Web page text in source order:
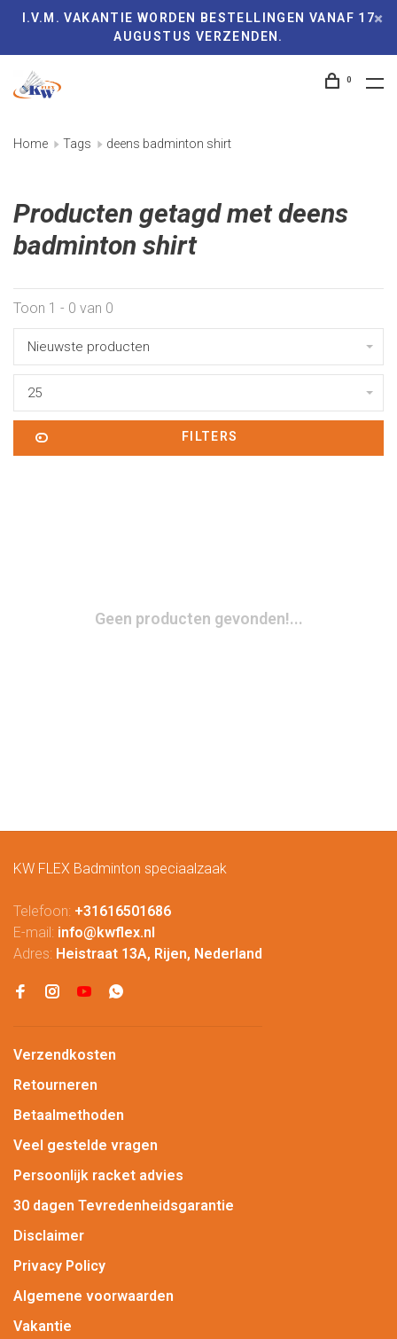
I.V.M. VAKANTIE WORDEN BESTELLINGEN VANAF 17
AUGUSTUS VERZENDEN.
0
Home Tags deens badminton shirt
Producten getagd met deens
badminton shirt
Toon 1 - 0 van 0
Nieuwste producten
25
FILTERS
Geen producten gevonden!...
KW FLEX Badminton speciaalzaak
Telefoon: +31616501686
E-mail: info@kwflex.nl
Adres: Heistraat 13A, Rijen, Nederland
Verzendkosten
Retourneren
Betaalmethoden
Veel gestelde vragen
Persoonlijk racket advies
30 dagen Tevredenheidsgarantie
Disclaimer
Privacy Policy
Algemene voorwaarden
Vakantie